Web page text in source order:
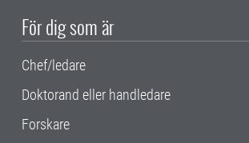
För dig som är
Chef/ledare
Doktorand eller handledare
Forskare